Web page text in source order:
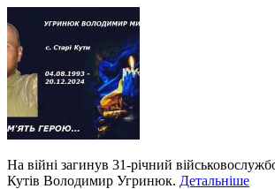
На війні загинув 31-річний
Кутів Володимир Угринюк. Детальніше